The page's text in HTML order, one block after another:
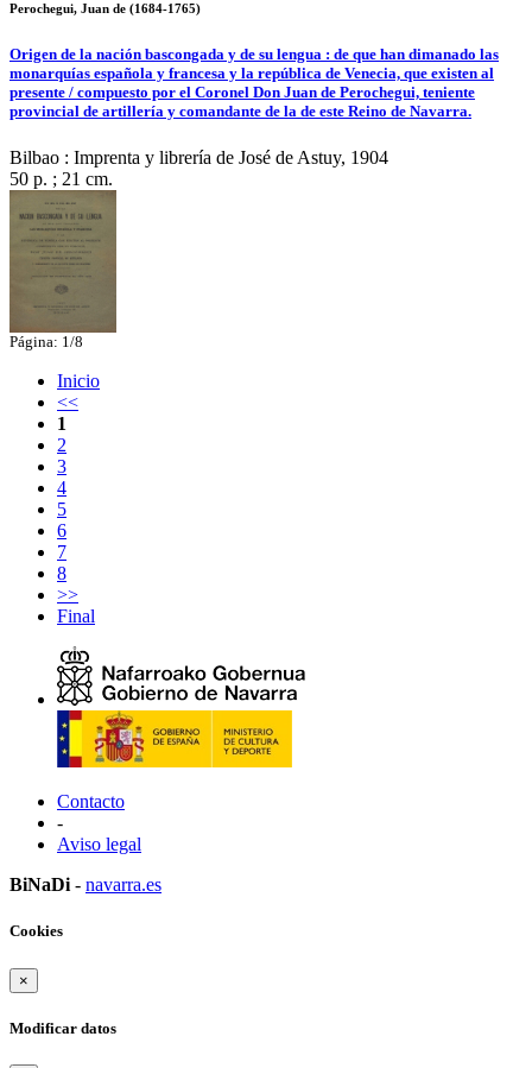
Perochegui, Juan de (1684-1765)
Origen de la nación bascongada y de su lengua : de que han dimanado las
monarquías española y francesa y la república de Venecia, que existen al
presente / compuesto por el Coronel Don Juan de Perochegui, teniente
provincial de artillería y comandante de la de este Reino de Navarra.
Bilbao : Imprenta y librería de José de Astuy, 1904
50 p. ; 21 cm.
Página: 1/8
Inicio
<<
1
2
3
4
5
6
7
8
>>
Final
Contacto
-
Aviso legal
BiNaDi - navarra.es
Cookies
×
Modificar datos